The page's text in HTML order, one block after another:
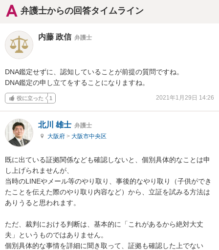
弁護士からの回答タイムライン
内藤 政信 弁護士
DNA鑑定せずに、認知していることが前提の質問ですね。
DNA鑑定の申し立てをすることになりますね。
役に立った 1 2021年1月29日 14:26
北川 雄士 弁護士
大阪府 > 大阪市中央区
既に出ている証拠関係なども確認しないと、個別具体的なことは申
し上げられませんが、
当時のLINEやメール等のやり取り、事後的なやり取り（子供ができ
たことを伝えた際のやり取り内容など）から、立証を試みる方法は
ありうると思われます。
ただ、裁判における判断は、基本的に「これがあるから絶対大丈
夫」というものではありません。
個別具体的な事情を詳細に聞き取って、証拠も確認した上でない